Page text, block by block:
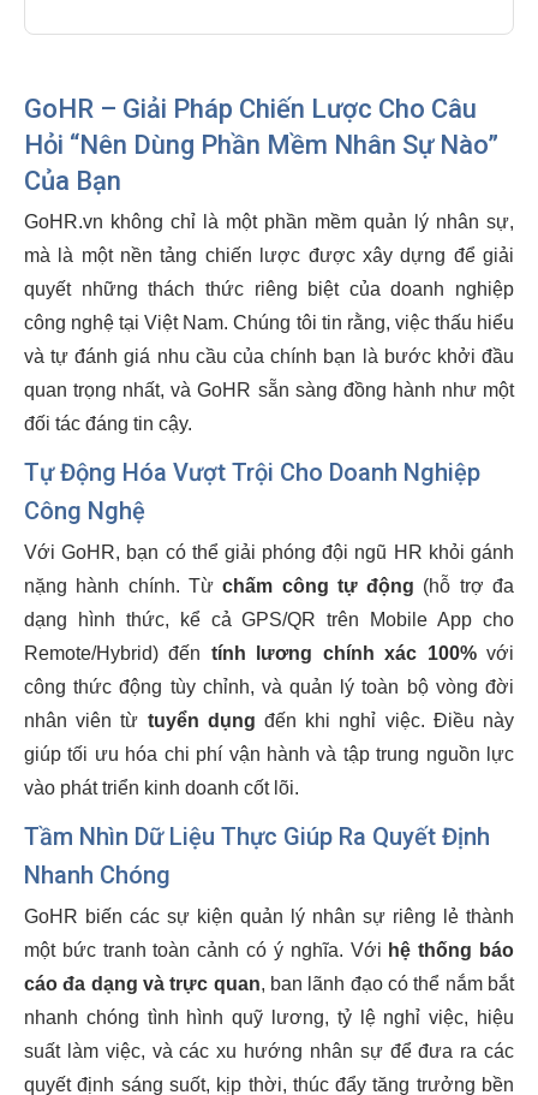
GoHR – Giải Pháp Chiến Lược Cho Câu
Hỏi “Nên Dùng Phần Mềm Nhân Sự Nào”
Của Bạn
GoHR.vn không chỉ là một phần mềm quản lý nhân sự,
mà là một nền tảng chiến lược được xây dựng để giải
quyết những thách thức riêng biệt của doanh nghiệp
công nghệ tại Việt Nam. Chúng tôi tin rằng, việc thấu hiểu
và tự đánh giá nhu cầu của chính bạn là bước khởi đầu
quan trọng nhất, và GoHR sẵn sàng đồng hành như một
đối tác đáng tin cậy.
Tự Động Hóa Vượt Trội Cho Doanh Nghiệp
Công Nghệ
Với GoHR, bạn có thể giải phóng đội ngũ HR khỏi gánh
nặng hành chính. Từchấm công tự động (hỗ trợ đa
dạng hình thức, kể cả GPS/QR trên Mobile App cho
Remote/Hybrid) đến tính lương chính xác 100%với
công thức động tùy chỉnh, và quản lý toàn bộ vòng đời
nhân viên từ tuyển dụng đến khi nghỉ việc. Điều này
giúp tối ưu hóa chi phí vận hành và tập trung nguồn lực
vào phát triển kinh doanh cốt lõi.
Tầm Nhìn Dữ Liệu Thực Giúp Ra Quyết Định
Nhanh Chóng
GoHR biến các sự kiện quản lý nhân sự riêng lẻ thành
một bức tranh toàn cảnh có ý nghĩa. Với hệ thống báo
cáo đa dạng và trực quan, ban lãnh đạo có thể nắm bắt
nhanh chóng tình hình quỹ lương, tỷ lệ nghỉ việc, hiệu
suất làm việc, và các xu hướng nhân sự để đưa ra các
quyết định sáng suốt, kịp thời, thúc đẩy tăng trưởng bền